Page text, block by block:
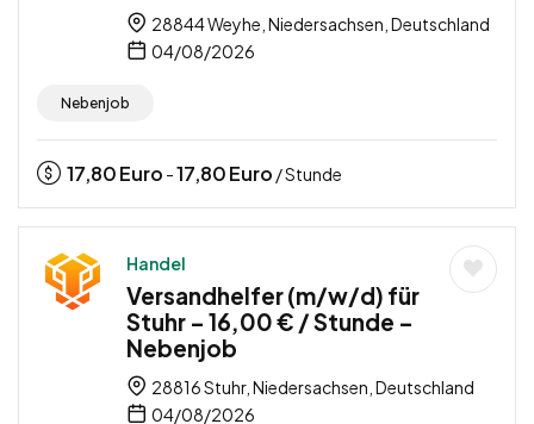
28844 Weyhe, Niedersachsen, Deutschland
04/08/2026
Nebenjob
17,80Euro -17,80Euro / Stunde
Handel
Versandhelfer (m/w/d) für
Stuhr – 16,00 € / Stunde –
Nebenjob
28816 Stuhr, Niedersachsen, Deutschland
04/08/2026